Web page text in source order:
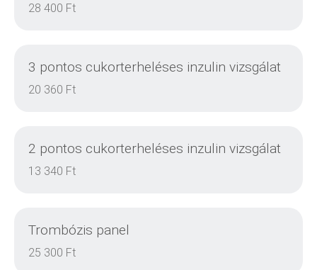
28 400 Ft
3 pontos cukorterheléses inzulin vizsgálat
20 360 Ft
2 pontos cukorterheléses inzulin vizsgálat
13 340 Ft
Trombózis panel
25 300 Ft